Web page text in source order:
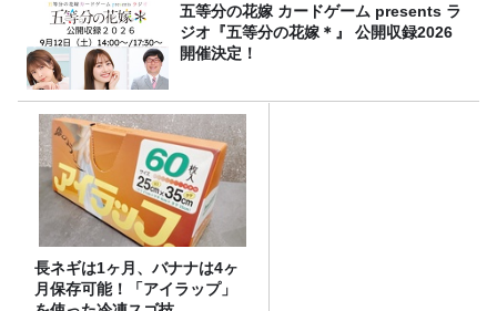
五等分の花嫁 カードゲーム presents ラ
ジオ『五等分の花嫁＊』 公開収録2026
開催決定！
長ネギは1ヶ月、バナナは4ヶ
月保存可能！「アイラップ」